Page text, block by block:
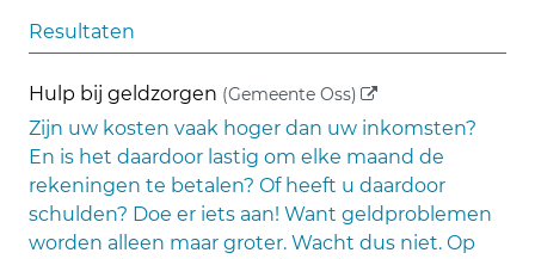
Resultaten
Hulp bij geldzorgen (Gemeente Oss) (externe link)
Zijn uw kosten vaak hoger dan uw inkomsten?
En is het daardoor lastig om elke maand de
rekeningen te betalen? Of heeft u daardoor
schulden? Doe er iets aan! Want geldproblemen
worden alleen maar groter. Wacht dus niet. Op